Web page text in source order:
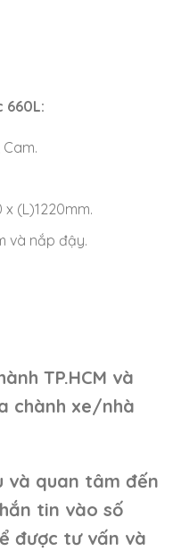
660L:
x (L)1220mm.
và nắp đậy.
TP.HCM và
chành xe/nhà
và quan tâm đến
tin vào số
được tư vấn và